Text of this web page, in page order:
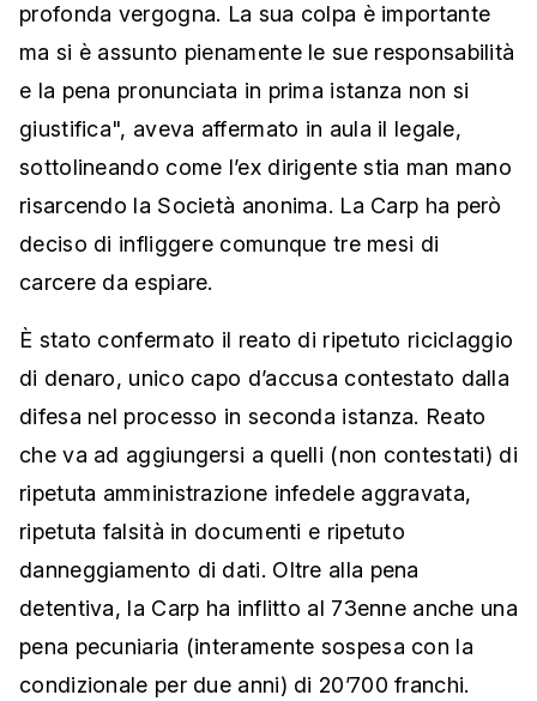
profonda vergogna. La sua colpa è importante
ma si è assunto pienamente le sue responsabilità
e la pena pronunciata in prima istanza non si
giustifica", aveva affermato in aula il legale,
sottolineando come l’ex dirigente stia man mano
risarcendo la Società anonima. La Carp ha però
deciso di infliggere comunque tre mesi di
carcere da espiare.
È stato confermato il reato di ripetuto riciclaggio
di denaro, unico capo d’accusa contestato dalla
difesa nel processo in seconda istanza. Reato
che va ad aggiungersi a quelli (non contestati) di
ripetuta amministrazione infedele aggravata,
ripetuta falsità in documenti e ripetuto
danneggiamento di dati. Oltre alla pena
detentiva, la Carp ha inflitto al 73enne anche una
pena pecuniaria (interamente sospesa con la
condizionale per due anni) di 20’700 franchi.